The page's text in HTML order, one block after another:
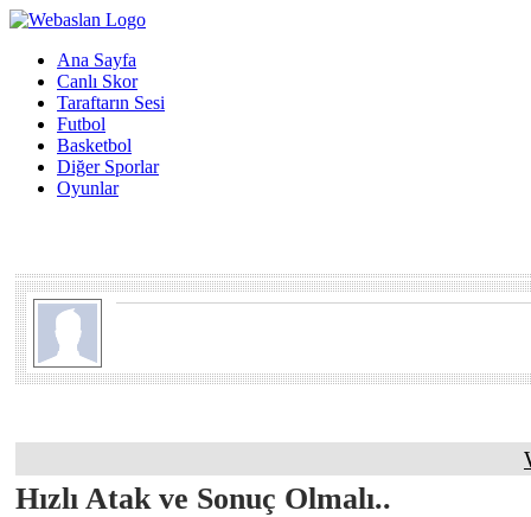
Ana Sayfa
Canlı Skor
Taraftarın Sesi
Futbol
Basketbol
Diğer Sporlar
Oyunlar
Hızlı Atak ve Sonuç Olmalı..